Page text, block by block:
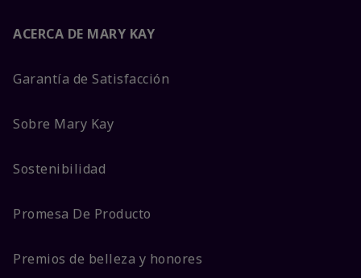
ACERCA DE MARY KAY
Garantía de Satisfacción
Sobre Mary Kay
Sostenibilidad
Promesa De Producto
Premios de belleza y honores